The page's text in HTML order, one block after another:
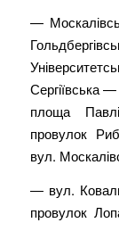
—
Сергіївська
площа
провулок
вул.
— вул.
провулок